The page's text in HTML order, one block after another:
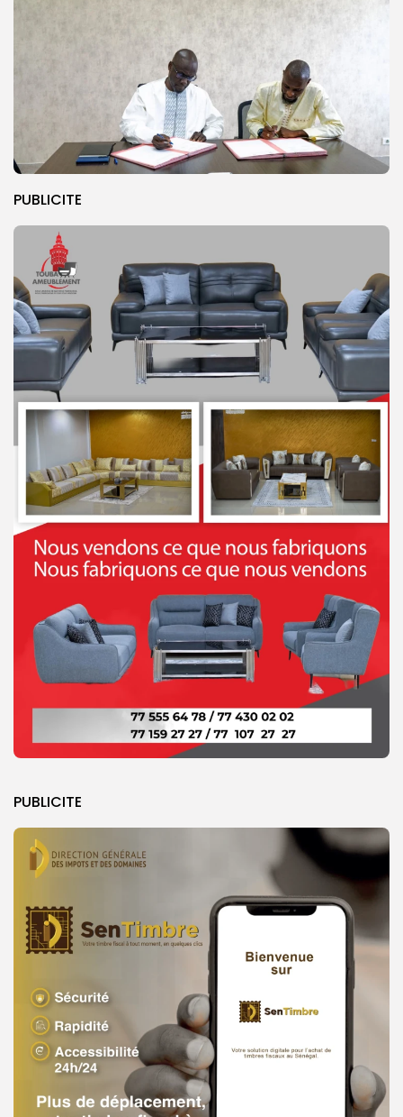
PUBLICITE
PUBLICITE